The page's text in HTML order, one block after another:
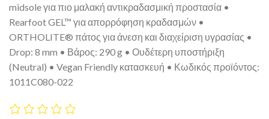
midsole για πιο μαλακή αντικραδασμική προστασία •
Rearfoot GEL™ για απορρόφηση κραδασμών •
ORTHOLITE® πάτος για άνεση και διαχείριση υγρασίας •
Drop: 8 mm • Βάρος: 290 g • Ουδέτερη υποστήριξη
(Neutral) • Vegan Friendly κατασκευή • Κωδικός προϊόντος:
1011C080-022